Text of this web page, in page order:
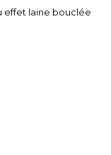
effet laine bouclée